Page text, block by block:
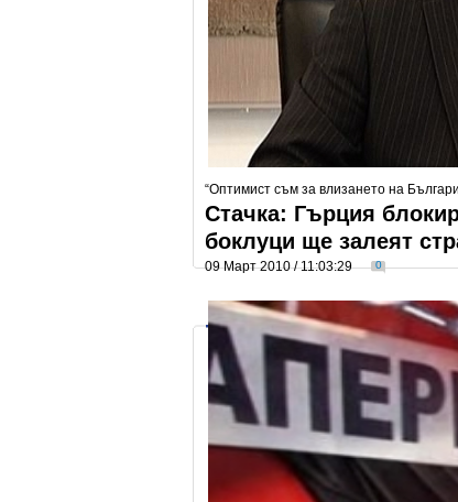
“Оптимист съм за влизането на
Стачка: Гърция
боклуци ще залеят
09 Март 2010 / 11:03:29 0